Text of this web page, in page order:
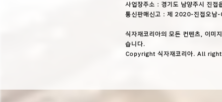
사업장주소 : 경기도 남양주시 진
통신판매신고 : 제 2020-진접오남
식자재코리아의 모든 컨텐츠, 이미
습니다.
Copyright 식자재코리아. All